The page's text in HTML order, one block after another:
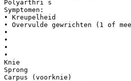
Polyarthri s
Symptomen:
• Kreupelheid
• Overvulde gewrichten (1 of
•
•
•
•
Knie
Sprong
Carpus (voorknie)